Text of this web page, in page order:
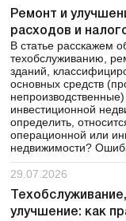
Ремонт и
расходов и
В статье расскажем
техобслуживанию,
зданий,
основных средств
инвестиционной
определить,
операционной или
недвижимости?
29.07.2026
улучшение: как